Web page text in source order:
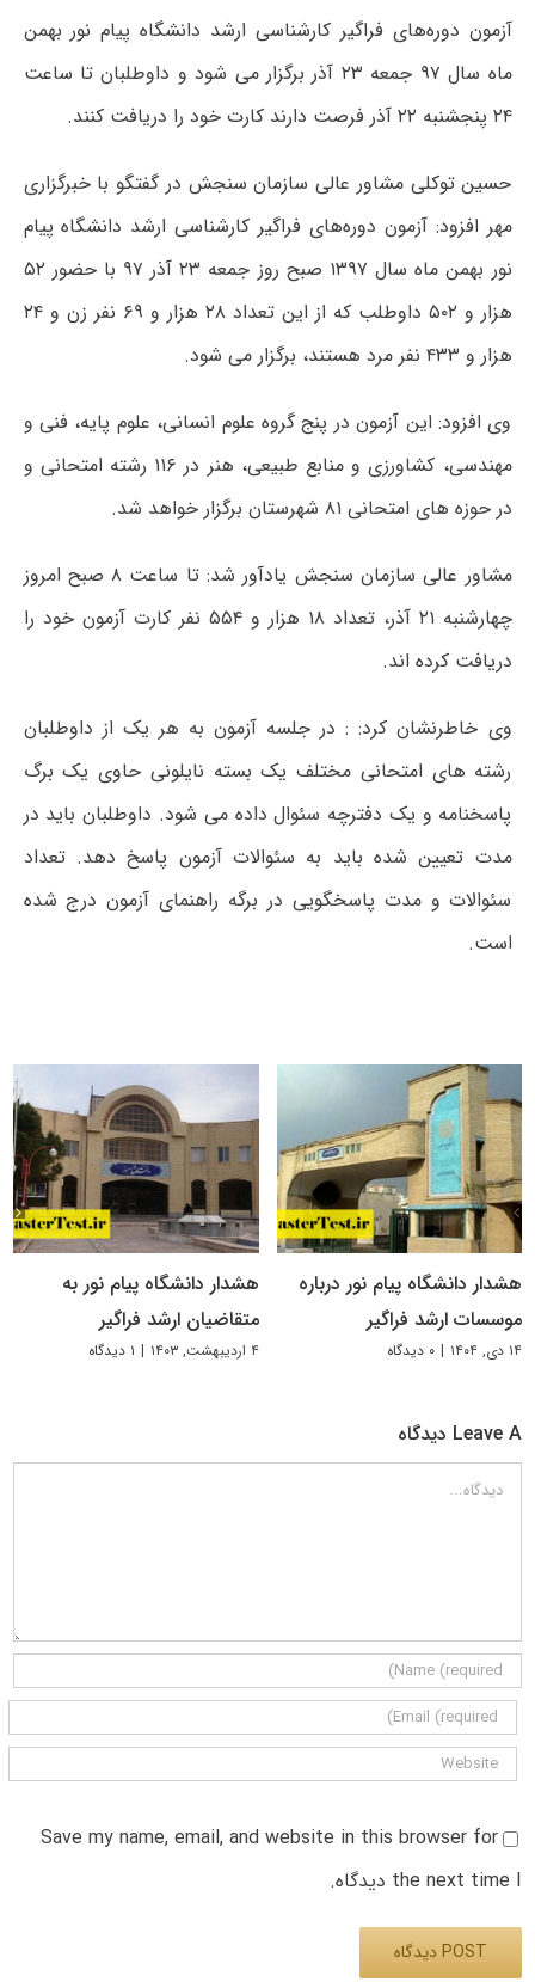
آزمون دوره‌های فراگیر کارشناسی ارشد دانشگاه پیام نور بهمن
ماه سال ۹۷ جمعه ۲۳ آذر برگزار می شود و داوطلبان تا ساعت
۲۴ پنجشنبه ۲۲ آذر فرصت دارند کارت خود را دریافت کنند.
حسین توکلی مشاور عالی سازمان سنجش در گفتگو با خبرگزاری
مهر افزود: آزمون دوره‌های فراگیر کارشناسی ارشد دانشگاه پیام
نور بهمن ماه سال ۱۳۹۷ صبح روز جمعه ۲۳ آذر ۹۷ با حضور ۵۲
هزار و ۵۰۲ داوطلب که از این تعداد ۲۸ هزار و ۶۹ نفر زن و ۲۴
هزار و ۴۳۳ نفر مرد هستند، برگزار می شود.
وی افزود: این آزمون در پنج گروه علوم انسانی، علوم پایه، فنی و
مهندسی، کشاورزی و منابع طبیعی، هنر در ۱۱۶ رشته امتحانی و
در حوزه های امتحانی ۸۱ شهرستان برگزار خواهد شد.
مشاور عالی سازمان سنجش یادآور شد: تا ساعت ۸ صبح امروز
چهارشنبه ۲۱ آذر، تعداد ۱۸ هزار و ۵۵۴ نفر کارت آزمون خود را
دریافت کرده اند.
وی خاطرنشان کرد: : در جلسه آزمون به هر یک از داوطلبان
رشته های امتحانی مختلف یک بسته نایلونی حاوی یک برگ
پاسخنامه و یک دفترچه سئوال داده می شود. داوطلبان باید در
مدت تعیین شده باید به سئوالات آزمون پاسخ دهد. تعداد
سئوالات و مدت پاسخگویی در برگه راهنمای آزمون درج شده
است.
هشدار دانشگاه پیام نور درباره
موسسات ارشد فراگیر
۱۴ دی, ۱۴۰۴ | ۰ دیدگاه
هشدار دانشگاه پیام نور به
متقاضیان ارشد فراگیر
۴ اردیبهشت, ۱۴۰۳ | ۱ دیدگاه
Leave A دیدگاه
دیدگاه
Save my name, email, and website in this browser for
the next time I دیدگاه.